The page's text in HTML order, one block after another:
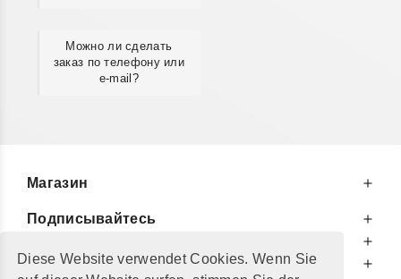
Diese Website verwendet Cookies. Wenn Sie
Можно ли сделать
заказ по телефону или
e-mail?
Магазин
Подписывайтесь
Информируем Вас